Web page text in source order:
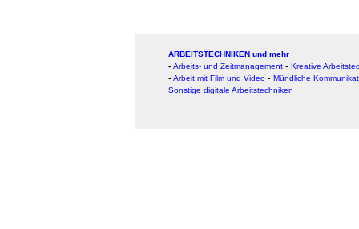
ARBEITSTECHNIKEN und mehr
▪ Arbeits- und Zeitmanagement ▪ Kreative
▪ Arbeit mit Film und Video ▪ Mündliche
Sonstige digitale Arbeitstechniken